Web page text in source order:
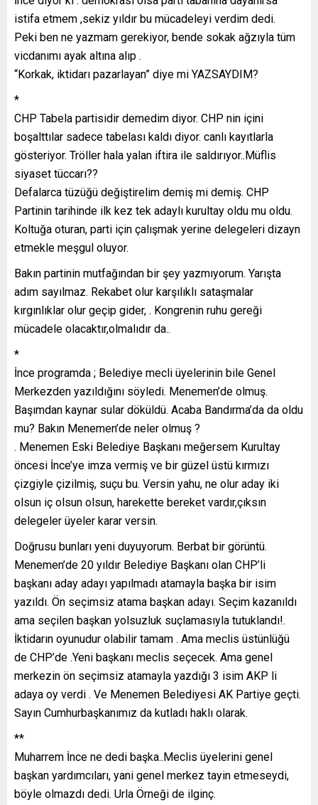
istifa etmem ,sekiz yıldır bu mücadeleyi verdim dedi.
Peki ben ne yazmam gerekiyor, bende sokak ağzıyla tüm
vicdanımı ayak altına alıp .
“Korkak, iktidarı pazarlayan” diye mi YAZSAYDIM?
*
CHP Tabela partisidir demedim diyor. CHP nin içini
boşalttılar sadece tabelası kaldı diyor. canlı kayıtlarla
gösteriyor. Tröller hala yalan iftira ile saldırıyor..Müflis
siyaset tüccarı??
Defalarca tüzüğü değiştirelim demiş mi demiş. CHP
Partinin tarihinde ilk kez tek adaylı kurultay oldu mu oldu.
Koltuğa oturan, parti için çalışmak yerine delegeleri dizayn
etmekle meşgul oluyor.
Bakın partinin mutfağından bir şey yazmıyorum. Yarışta
adım sayılmaz. Rekabet olur karşılıklı sataşmalar
kırgınlıklar olur geçip gider, . Kongrenin ruhu gereği
mücadele olacaktır,olmalıdır da..
*
İnce programda ; Belediye mecli üyelerinin bile Genel
Merkezden yazıldığını söyledi. Menemen’de olmuş.
Başımdan kaynar sular döküldü. Acaba Bandırma’da da oldu
mu? Bakın Menemen’de neler olmuş ?
. Menemen Eski Belediye Başkanı meğersem Kurultay
öncesi İnce’ye imza vermiş ve bir güzel üstü kırmızı
çizgiyle çizilmiş, suçu bu. Versin yahu, ne olur aday iki
olsun iç olsun olsun, harekette bereket vardır,çıksın
delegeler üyeler karar versin.
Doğrusu bunları yeni duyuyorum. Berbat bir görüntü.
Menemen’de 20 yıldır Belediye Başkanı olan CHP’li
başkanı aday adayı yapılmadı atamayla başka bir isim
yazıldı. Ön seçimsiz atama başkan adayı. Seçim kazanıldı
ama seçilen başkan yolsuzluk suçlamasıyla tutuklandı!.
İktidarın oyunudur olabilir tamam . Ama meclis üstünlüğü
de CHP’de .Yeni başkanı meclis seçecek. Ama genel
merkezin ön seçimsiz atamayla yazdığı 3 isim AKP li
adaya oy verdi . Ve Menemen Belediyesi AK Partiye geçti.
Sayın Cumhurbaşkanımız da kutladı haklı olarak.
**
Muharrem İnce ne dedi başka..Meclis üyelerini genel
başkan yardımcıları, yani genel merkez tayin etmeseydi,
böyle olmazdı dedi. Urla Örneği de ilginç.